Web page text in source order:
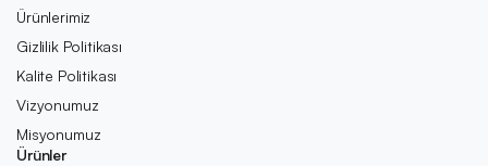
Ürünlerimiz
Gizlilik Politikası
Kalite Politikası
Vizyonumuz
Misyonumuz
Ürünler